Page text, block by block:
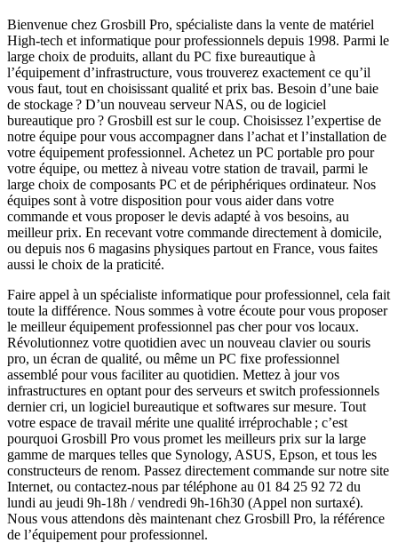
Bienvenue chez Grosbill Pro, spécialiste dans la vente de matériel
High-tech et informatique pour professionnels depuis 1998. Parmi le
large choix de produits, allant du PC fixe bureautique à
l’équipement d’infrastructure, vous trouverez exactement ce qu’il
vous faut, tout en choisissant qualité et prix bas. Besoin d’une baie
de stockage ? D’un nouveau serveur NAS, ou de logiciel
bureautique pro ? Grosbill est sur le coup. Choisissez l’expertise de
notre équipe pour vous accompagner dans l’achat et l’installation de
votre équipement professionnel. Achetez un PC portable pro pour
votre équipe, ou mettez à niveau votre station de travail, parmi le
large choix de composants PC et de périphériques ordinateur. Nos
équipes sont à votre disposition pour vous aider dans votre
commande et vous proposer le devis adapté à vos besoins, au
meilleur prix. En recevant votre commande directement à domicile,
ou depuis nos 6 magasins physiques partout en France, vous faites
aussi le choix de la praticité.
Faire appel à un spécialiste informatique pour professionnel, cela fait
toute la différence. Nous sommes à votre écoute pour vous proposer
le meilleur équipement professionnel pas cher pour vos locaux.
Révolutionnez votre quotidien avec un nouveau clavier ou souris
pro, un écran de qualité, ou même un PC fixe professionnel
assemblé pour vous faciliter au quotidien. Mettez à jour vos
infrastructures en optant pour des serveurs et switch professionnels
dernier cri, un logiciel bureautique et softwares sur mesure. Tout
votre espace de travail mérite une qualité irréprochable ; c’est
pourquoi Grosbill Pro vous promet les meilleurs prix sur la large
gamme de marques telles que Synology, ASUS, Epson, et tous les
constructeurs de renom. Passez directement commande sur notre site
Internet, ou contactez-nous par téléphone au 01 84 25 92 72 du
lundi au jeudi 9h-18h / vendredi 9h-16h30 (Appel non surtaxé).
Nous vous attendons dès maintenant chez Grosbill Pro, la référence
de l’équipement pour professionnel.